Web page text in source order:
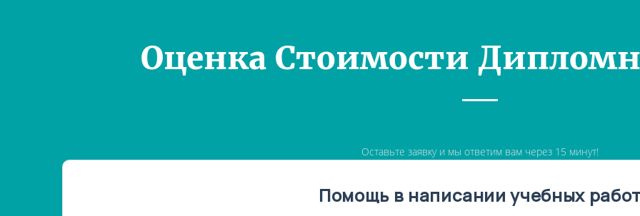
Оценка Стоимости
Оставьте заявку и мы ответим вам через 15 минут!
Помощь в написании учебных